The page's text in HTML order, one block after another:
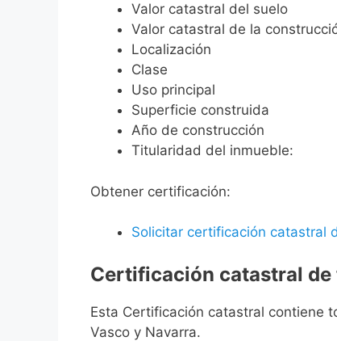
Valor catastral del suelo
Valor catastral de la
Localización
Clase
Uso principal
Superficie construida
Año de construcción
Titularidad del inmueble:
Obtener certificación:
Solicitar certificación catastral
Certificación catastral
Esta Certificación catastral contiene
Vasco y Navarra.